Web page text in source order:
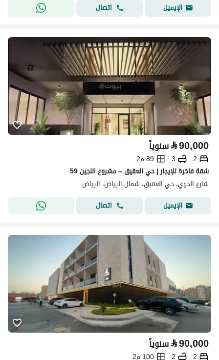
الإيميل
اتصال
⃁90,000 سنوياً
2
3
89 م2
شقة فاخرة للإيجار | حي العقيق – مشروع اللجين 59
شارع الحوي، حي العقيق، شمال الرياض، الرياض
الإيميل
اتصال
⃁90,000 سنوياً
2
2 100 م2